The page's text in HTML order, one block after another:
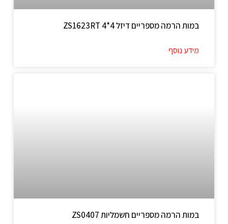
במות הרמה מספריים דיזל 4*4 ZS1623RT
מידע נוסף
במות הרמה מספריים חשמליות ZS0407